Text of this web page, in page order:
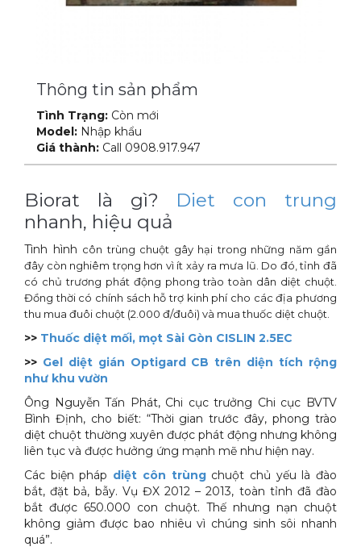
Thông tin sản phẩm
Tình Trạng: Còn mới
Model: Nhập khẩu
Giá thành: Call 0908.917.947
Biorat là gì? Diet con trung
nhanh, hiệu quả
Tình hình côn trùng chuột gây hại trong những năm gần
đây còn nghiêm trọng hơn vì ít xảy ra mưa lũ. Do đó, tỉnh đã
có chủ trương phát động phong trào toàn dân diệt chuột.
Đồng thời có chính sách hỗ trợ kinh phí cho các địa phương
thu mua đuôi chuột (2.000 đ/đuôi) và mua thuốc diệt chuột.
>> Thuốc diệt mối, mọt Sài Gòn CISLIN 2.5EC
>> Gel diệt gián Optigard CB trên diện tích rộng
như khu vườn
Ông Nguyễn Tấn Phát, Chi cục trưởng Chi cục BVTV
Bình Định, cho biết: “Thời gian trước đây, phong trào
diệt chuột thường xuyên được phát động nhưng không
liên tục và được hưởng ứng mạnh mẽ như hiện nay.
Các biện pháp diệt côn trùngchuột chủ yếu là đào
bắt, đặt bả, bẫy. Vụ ĐX 2012 – 2013, toàn tỉnh đã đào
bắt được 650.000 con chuột. Thế nhưng nạn chuột
không giảm được bao nhiêu vì chúng sinh sôi nhanh
quá”.